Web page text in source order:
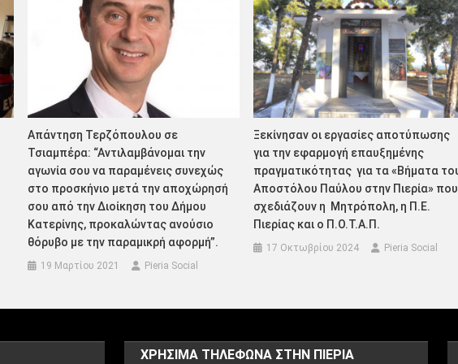
Απάντηση Τερζόπουλου σε
Τσιαμπέρα: “Αντιλαμβάνομαι την
αγωνία σου να παραμένεις συνεχώς
στο προσκήνιο μετά την αποχώρησή
σου από την Διοίκηση του Δήμου
Κατερίνης, προκαλώντας ανούσιο
θόρυβο με την παραμικρή αφορμή”.
19 Μαρτίου 2021 Pieria Social
Ξεκίνησαν οι εργασίες αποτύπωσης
για την εφαρμογή επαυξημένης
πραγματικότητας για τα «Βήματα
Αποστόλου Παύλου στην Πιερία» που
σχεδιάζουν η Μητρόπολη, η Π.Ε.
Πιερίας και ο Π.Ο.Τ.Α.Π.
17 Οκτωβρίου 2024 Pieria Social
ΧΡΗΣΙΜΑ ΤΗΛΕΦΩΝΑ ΣΤΗΝ ΠΙΕΡΙΑ